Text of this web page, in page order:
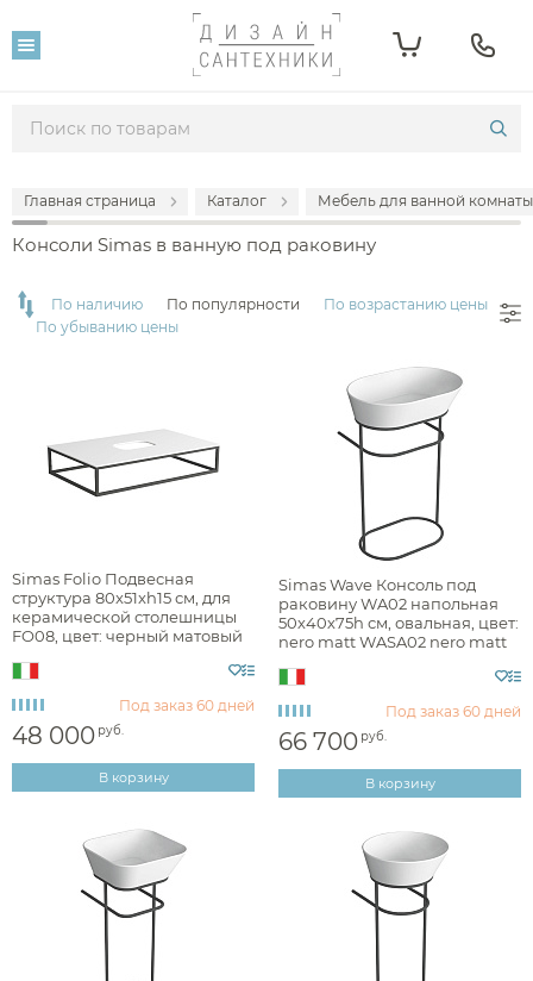
Главная страница Каталог Мебель для ванной комнаты
Консоли Simas в ванную под раковину
Фильтр
9 300 333 200
Simas
есть в наличии
Цвет
хром
белый
золото
бронза
другие цвета
По наличию По популярности
По возрастанию цены
По убыванию цены
Simas Folio Подвесная
структура 80x51xh15 см, для
керамической столешницы
FO08, цвет: черный матовый
Под заказ 60 дней
48 000 руб.
В корзину
Simas Wave Консоль под
раковину WA02 напольная
50х40х75h см, овальная, цвет:
nero matt WASA02 nero matt
Под заказ 60 дней
66 700 руб.
В корзину